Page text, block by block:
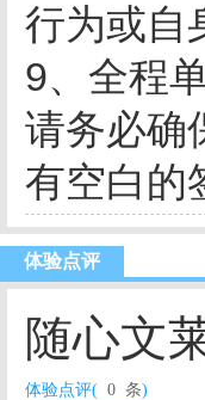
行为或自
9、全程
请务必确
有空白的
体验点评
随心文
体验点评( 0 条)